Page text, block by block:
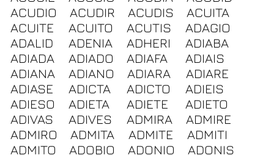
ACUDIO
ACUDIR ACUDIS
ACUITA
ACUITE
ACUITO ACUTIS
ADAGIO
ADALID
ADENIA ADHERI
ADIABA
ADIADA
ADIADO ADIAFA
ADIAIS
ADIANA
ADIANO ADIARA
ADIARE
ADIASE
ADICTA ADICTO
ADIEIS
ADIESO
ADIETA ADIETE
ADIETO
ADIVAS
ADIVES ADMIRA
ADMIRE
ADMIRO
ADMITA ADMITE
ADMITI
ADMITO
ADOBIO ADONIO
ADONIS